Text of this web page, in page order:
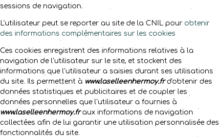
sessions de navigation.
L'utilisateur peut se reporter au site de la CNIL pour obtenir
des informations complémentaires sur les cookies
Ces cookies enregistrent des informations relatives à la
navigation de l'utilisateur sur le site, et stockent des
informations que l'utilisateur a saisies durant ses utilisations
du site. Ils permettent à www.laselleenhermoy.frd'obtenir des
données statistiques et publicitaires et de coupler les
données personnelles que l'utilisateur a fournies à
www.laselleenhermoy.fraux informations de navigation
collectées afin de lui garantir une utilisation personnalisée des
fonctionnalités du site.